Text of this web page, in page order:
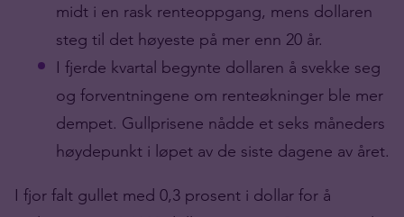
midt i en rask renteoppgang, mens dollaren
steg til det høyeste på mer enn 20 år.
I fjerde kvartal begynte dollaren å svekke seg
og forventningene om renteøkninger ble mer
dempet. Gullprisene nådde et seks måneders
høydepunkt i løpet av de siste dagene av året.
I fjor falt gullet med 0,3 prosent i dollar for å